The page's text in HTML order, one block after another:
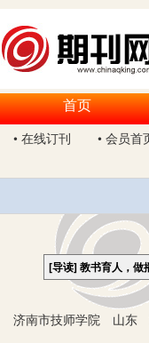
首页
• 在线订刊 • 会员首
[导读]教书育人，做
济南市技师学院 山